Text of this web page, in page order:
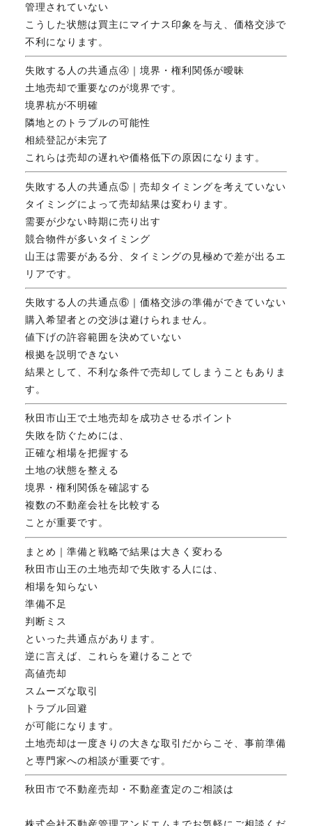
管理されていない
こうした状態は買主にマイナス印象を与え、価格交渉で
不利になります。
失敗する人の共通点④｜境界・権利関係が曖昧
土地売却で重要なのが境界です。
境界杭が不明確
隣地とのトラブルの可能性
相続登記が未完了
これらは売却の遅れや価格低下の原因になります。
失敗する人の共通点⑤｜売却タイミングを考えていない
タイミングによって売却結果は変わります。
需要が少ない時期に売り出す
競合物件が多いタイミング
山王は需要がある分、タイミングの見極めで差が出るエ
リアです。
失敗する人の共通点⑥｜価格交渉の準備ができていない
購入希望者との交渉は避けられません。
値下げの許容範囲を決めていない
根拠を説明できない
結果として、不利な条件で売却してしまうこともありま
す。
秋田市山王で土地売却を成功させるポイント
失敗を防ぐためには、
正確な相場を把握する
土地の状態を整える
境界・権利関係を確認する
複数の不動産会社を比較する
ことが重要です。
まとめ｜準備と戦略で結果は大きく変わる
秋田市山王の土地売却で失敗する人には、
相場を知らない
準備不足
判断ミス
といった共通点があります。
逆に言えば、これらを避けることで
高値売却
スムーズな取引
トラブル回避
が可能になります。
土地売却は一度きりの大きな取引だからこそ、事前準備
と専門家への相談が重要です。
秋田市で不動産売却・不動産査定のご相談は